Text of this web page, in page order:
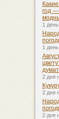
год —
1
1
2 дня
2 дня
2 дня